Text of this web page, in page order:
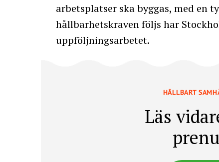
arbetsplatser ska byggas, med en
hållbarhetskraven följs har
uppföljningsarbetet.
HÅLLBART
Läs